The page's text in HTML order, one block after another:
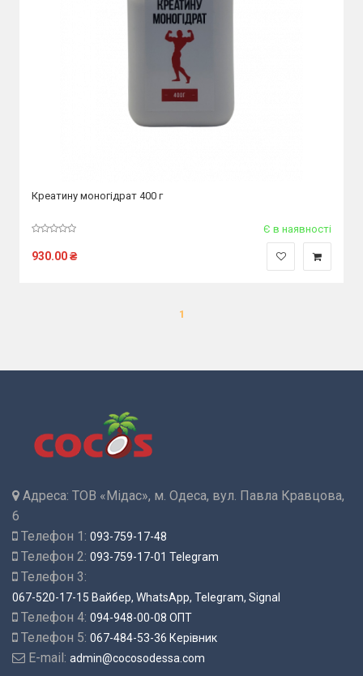
Креатину моногідрат 400 г
Є в наявності
930.00₴
1
Адреса: ТОВ «Мідас», м. Одеса, вул. Павла Кравцова,
6
Телефон 1: 093-759-17-48
Телефон 2: 093-759-17-01 Telegram
Телефон 3:
067-520-17-15 Вайбер, WhatsApp, Telegram, Signal
Телефон 4: 094-948-00-08 ОПТ
Телефон 5: 067-484-53-36 Керівник
E-mail: admin@cocosodessa.com